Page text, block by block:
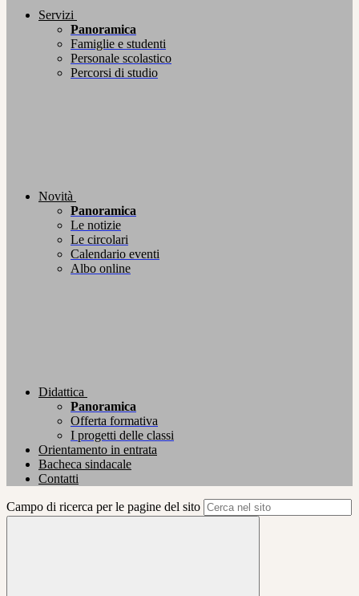
Servizi
Panoramica
Famiglie e studenti
Personale scolastico
Percorsi di studio
Novità
Panoramica
Le notizie
Le circolari
Calendario eventi
Albo online
Didattica
Panoramica
Offerta formativa
I progetti delle classi
Orientamento in entrata
Bacheca sindacale
Contatti
Campo di ricerca per le pagine del sito